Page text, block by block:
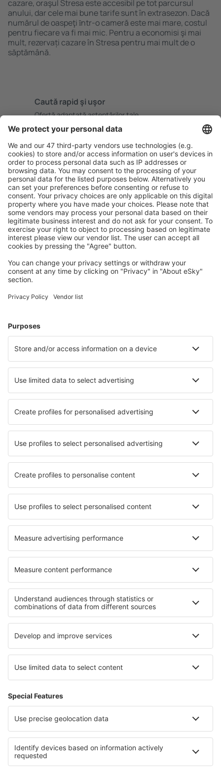
cazare, oraşul Stresa este accesibil pe tot parcursul
anului, dar cele mai bune tarife sunt în extrasezon. Dacă
numărul de oaspeţi ȋntr-o cameră este mai mare, costul
pentru fiecare va fi mai mic. Pentru a economisi şi mai
mult, rezervați cazare în Stresa pentru mai mult de o
săptămână.
Caută rapid şi uşor
Ofertă adaptată aşteptărilor tale.
Planifică ȋn siguranţă
Rezervare fără griji cu opțiune gratuită de anulare.
Economiseşte mai mult
Prețuri atractive și oferte speciale pentru utilizatorii
conectați.
Cazarea preferată
Alege din peste 1,3 mil. de opţiuni: hoteluri, cabane,
Cele mai căutate cazări de către utilizatorii eSky
Cazare în Milano
Cazare în Roma Cazare în Napoli
Cazare în Melendugno Cazare în Ceglie Messapica
Cazare în Assisi Cazare în Bardolino
Cele mai bune locuri de cazare - orașe
Cazare în Runaway Bay Cazare în Apfelstadt
Cazare în Kutno Cazare în Westende
Cazare în Antimácheia Cazare în Los Algodones
Cele mai bune locuri de cazare - regiuni
Cazare in Val di Fiemme Cazare in Italy - ski
Cazare in Campania Cazare in Val d'Aosta
Cazare in Val di Sole Cazare in La Amistad International Park
Cazare În Constanța județul Cazare în Valea Loirei